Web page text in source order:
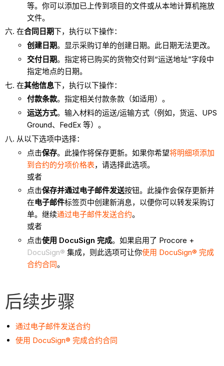
等。你可以添加已上传到项目的文件或从本地计算机拖放
文件。
在合同日期下，执行以下操作：
创建日期。显示采购订单的创建日期。此日期无法更改。
交付日期。指定将已购买的货物交付到“运送地址”字段中
指定地点的日期。
在其他信息下，执行以下操作：
付款条款。指定相关付款条款（如适用）。
运送方式。输入材料的运送/运输方式（例如，货运、UPS
Ground、FedEx 等）。
从以下选项中选择：
点击保存。此操作将保存更新。如果你希望将明细项添加
到合约的分项价格表，请选择此选项。
或者
点击保存并通过电子邮件发送按钮。此操作会保存更新并
在电子邮件标签页中创建新消息，以便你可以转发采购订
单。继续通过电子邮件发送合约。
或者
点击使用 DocuSign 完成。如果启用了 Procore +
DocuSign® 集成，则此选项可让你使用 DocuSign® 完成
合约合同。
后续步骤
通过电子邮件发送合约
使用 DocuSign® 完成合约合同